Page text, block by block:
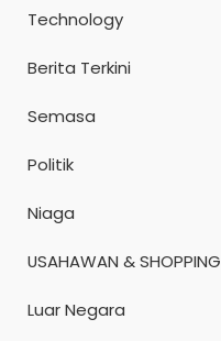
Technology
Berita Terkini
Semasa
Politik
Niaga
USAHAWAN & SHOPPING
Luar Negara